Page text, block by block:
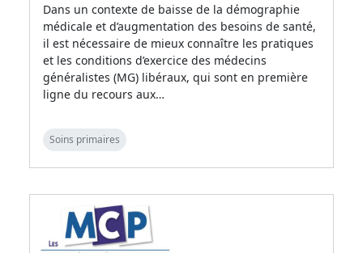
Dans un contexte de baisse de la démographie
médicale et d’augmentation des besoins de santé,
il est nécessaire de mieux connaître les pratiques
et les conditions d’exercice des médecins
généralistes (MG) libéraux, qui sont en première
ligne du recours aux…
Soins primaires